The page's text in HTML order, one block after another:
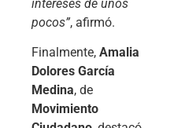
intereses de unos
pocos”, afirmó.
Finalmente, Amalia
Dolores García
Medina, de
Movimiento